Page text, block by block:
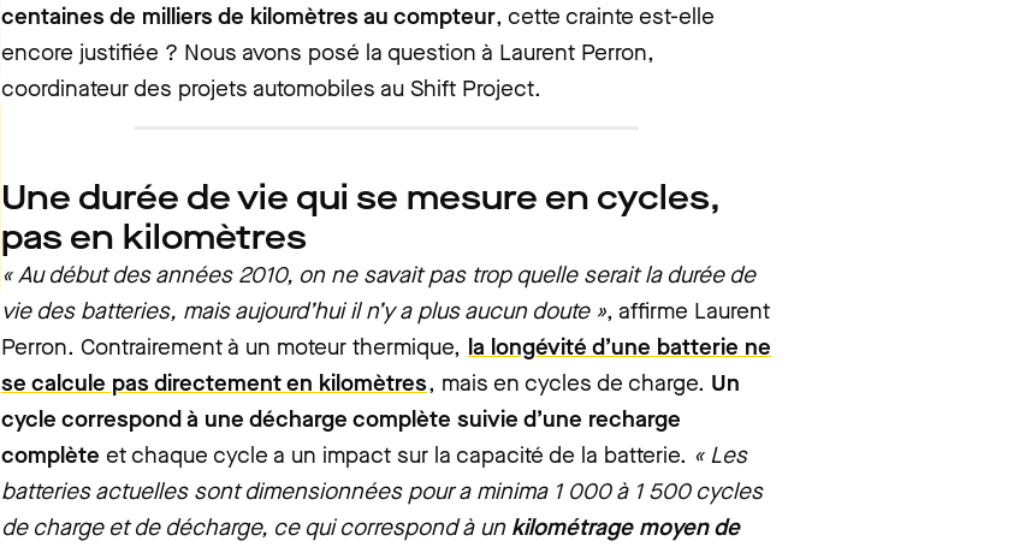
centaines de milliers de kilomètres au compteur, cette crainte est-elle
encore justifiée ? Nous avons posé la question à Laurent Perron,
coordinateur des projets automobiles au Shift Project.
Une durée de vie qui se mesure en cycles,
pas en kilomètres
« Au début des années 2010, on ne savait pas trop quelle serait la durée de
vie des batteries, mais aujourd’hui il n’y a plus aucun doute », affirme Laurent
Perron. Contrairement à un moteur thermique, la longévité d’une batterie ne
se calcule pas directement en kilomètres, mais en cycles de charge. Un
cycle correspond à une décharge complète suivie d’une recharge
complète et chaque cycle a un impact sur la capacité de la batterie. « Les
batteries actuelles sont dimensionnées pour a minima 1 000 à 1 500 cycles
de charge et de décharge, ce qui correspond à unkilométrage moyen de